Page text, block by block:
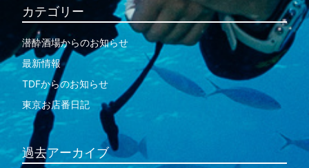
カテゴリー
潜酔酒場からのお知らせ
最新情報
TDFからのお知らせ
東京お店番日記
過去アーカイブ